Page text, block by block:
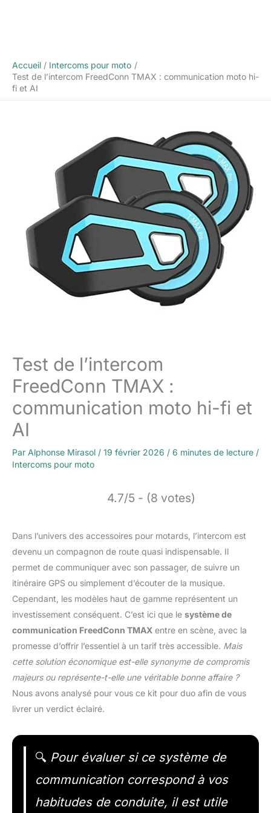
Accueil
Intercoms pour moto
Test de l’intercom FreedConn TMAX : communication moto hi-
fi et AI
Test de l’intercom
FreedConn TMAX :
communication moto hi-fi et
AI
Par Alphonse Mirasol / 19 février 2026 / 6 minutes de lecture /
Intercoms pour moto
4.7/5 - (8 votes)
Dans l’univers des accessoires pour motards, l’intercom est
devenu un compagnon de route quasi indispensable. Il
permet de communiquer avec son passager, de suivre un
itinéraire GPS ou simplement d’écouter de la musique.
Cependant, les modèles haut de gamme représentent un
investissement conséquent. C’est ici que le système de
communication FreedConn TMAX entre en scène, avec la
promesse d’offrir l’essentiel à un tarif très accessible. Mais
cette solution économique est-elle synonyme de compromis
majeurs ou représente-t-elle une véritable bonne affaire ?
Nous avons analysé pour vous ce kit pour duo afin de vous
livrer un verdict éclairé.
🔍 Pour évaluer si ce système de
communication correspond à vos
habitudes de conduite, il est utile